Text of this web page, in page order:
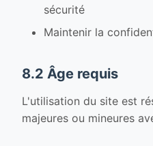
sécurité
Maintenir la
8.2 Âge requis
L'utilisation du site est
majeures ou mineures